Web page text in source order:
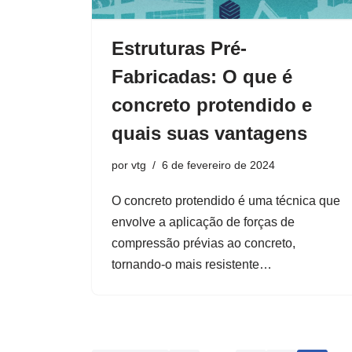
Estruturas Pré-
Fabricadas: O que é
concreto protendido e
quais suas vantagens
por vtg 6 de fevereiro de 2024
O concreto protendido é uma técnica que
envolve a aplicação de forças de
compressão prévias ao concreto,
tornando-o mais resistente…